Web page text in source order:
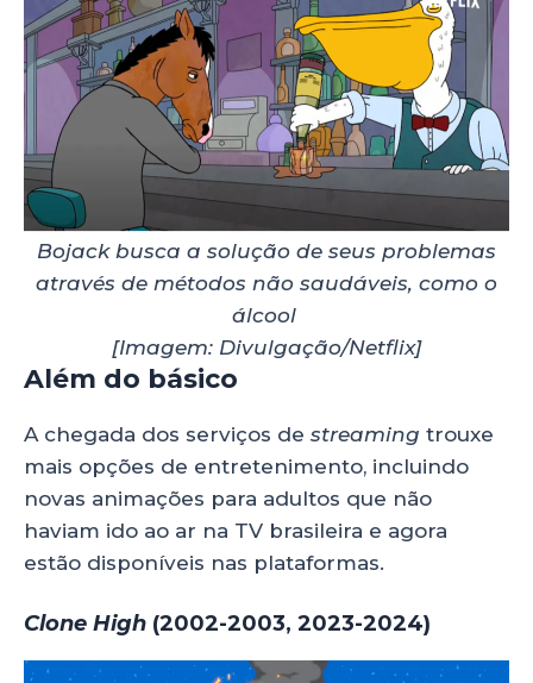
Bojack busca a solução de seus problemas
através de métodos não saudáveis, como o
álcool
[Imagem: Divulgação/Netflix]
Além do básico
A chegada dos serviços de streaming trouxe
mais opções de entretenimento, incluindo
novas animações para adultos que não
haviam ido ao ar na TV brasileira e agora
estão disponíveis nas plataformas.
Clone High (2002-2003, 2023-2024)